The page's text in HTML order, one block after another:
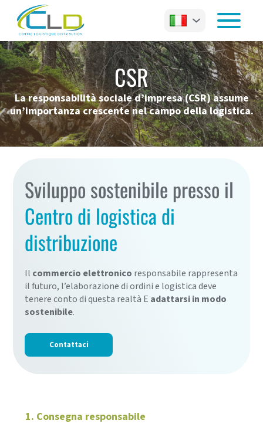
CSR
La responsabilità sociale d’impresa (CSR) assume
un’importanza crescente nel campo della logistica.
Sviluppo sostenibile presso il
Centro di logistica di
distribuzione
Il commercio elettronico responsabile rappresenta
il futuro, l’elaborazione di ordini e logistica deve
tenere conto di questa realtà E adattarsi in modo
sostenibile.
Contattaci
1. Consegna responsabile